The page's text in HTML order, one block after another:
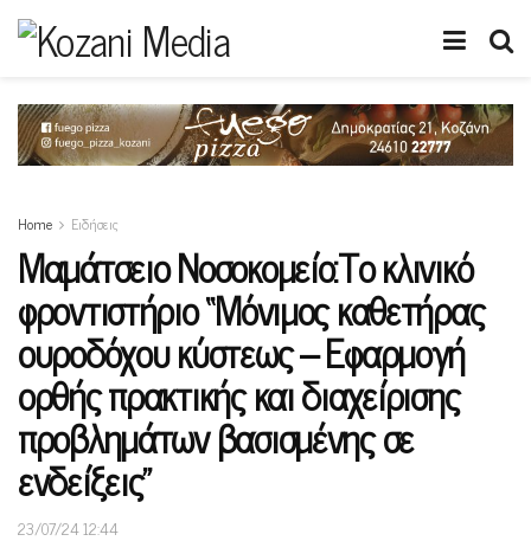
Home Ειδήσεις
Μαμάτσειο Νοσοκομείο:Το κλινικό
φροντιστήριο “Μόνιμος καθετήρας
ουροδόχου κύστεως – Εφαρμογή
ορθής πρακτικής και διαχείρισης
προβλημάτων βασισμένης σε
ενδείξεις”
23/07/24 12:44